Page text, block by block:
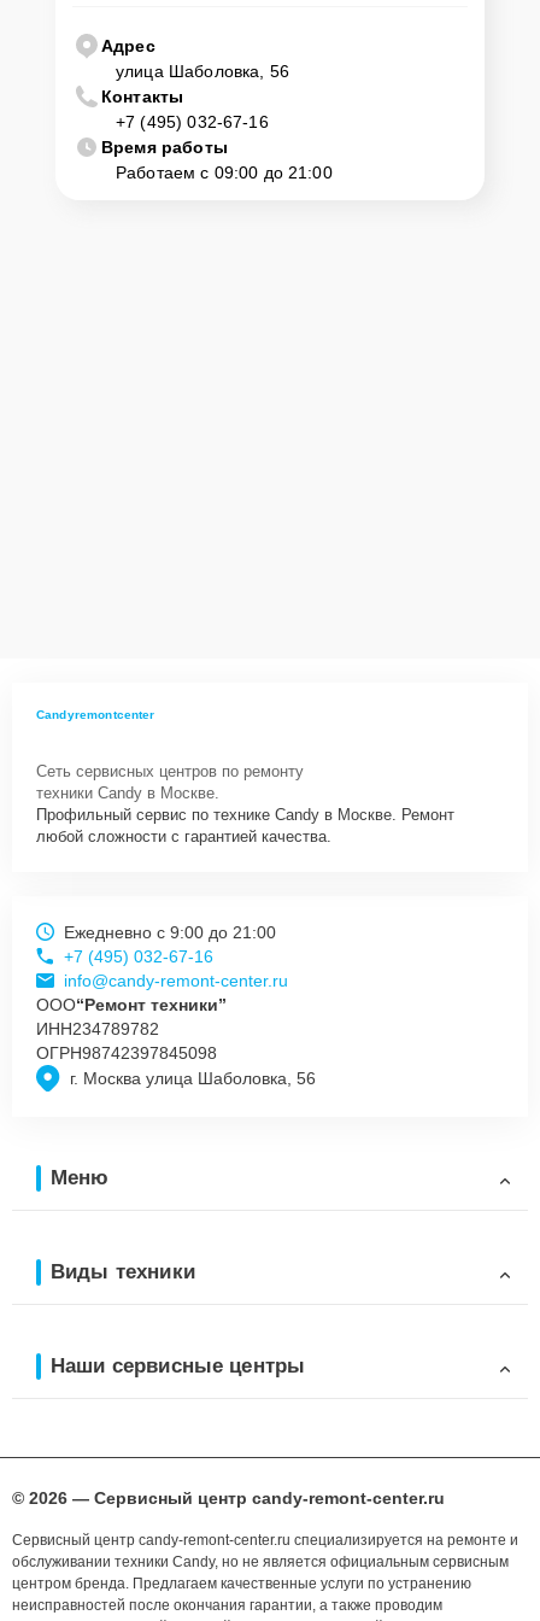
телефону горячей линии: +7 (495) 032-67-16. Наши специалисты
оперативно проконсультируют по всем необходимым вопросам,
запишут на диагностику, подскажут с вариантами курьерской
доставки или оформят выезд мастера в удобное время и место.
Адрес
улица Шаболовка, 56
Контакты
+7 (495) 032-67-16
Время работы
Работаем с 09:00 до 21:00
Candyremontcenter
Сеть сервисных центров по ремонту
техники Candy в Москве.
Профильный сервис по технике Candy в Москве. Ремонт
любой сложности с гарантией качества.
г. Москва улица Шаболовка, 56
Ежедневно с 9:00 до 21:00
+7 (495) 032-67-16
info@candy-remont-center.ru
ООО“Ремонт техники”
ИНН234789782
ОГРН98742397845098
Меню
Виды техники
Наши сервисные центры
© 2026 — Сервисный центр candy-remont-center.ru
Сервисный центр candy-remont-center.ru специализируется на ремонте и
обслуживании техники Candy, но не является официальным сервисным
центром бренда. Предлагаем качественные услуги по устранению
неисправностей после окончания гарантии, а также проводим